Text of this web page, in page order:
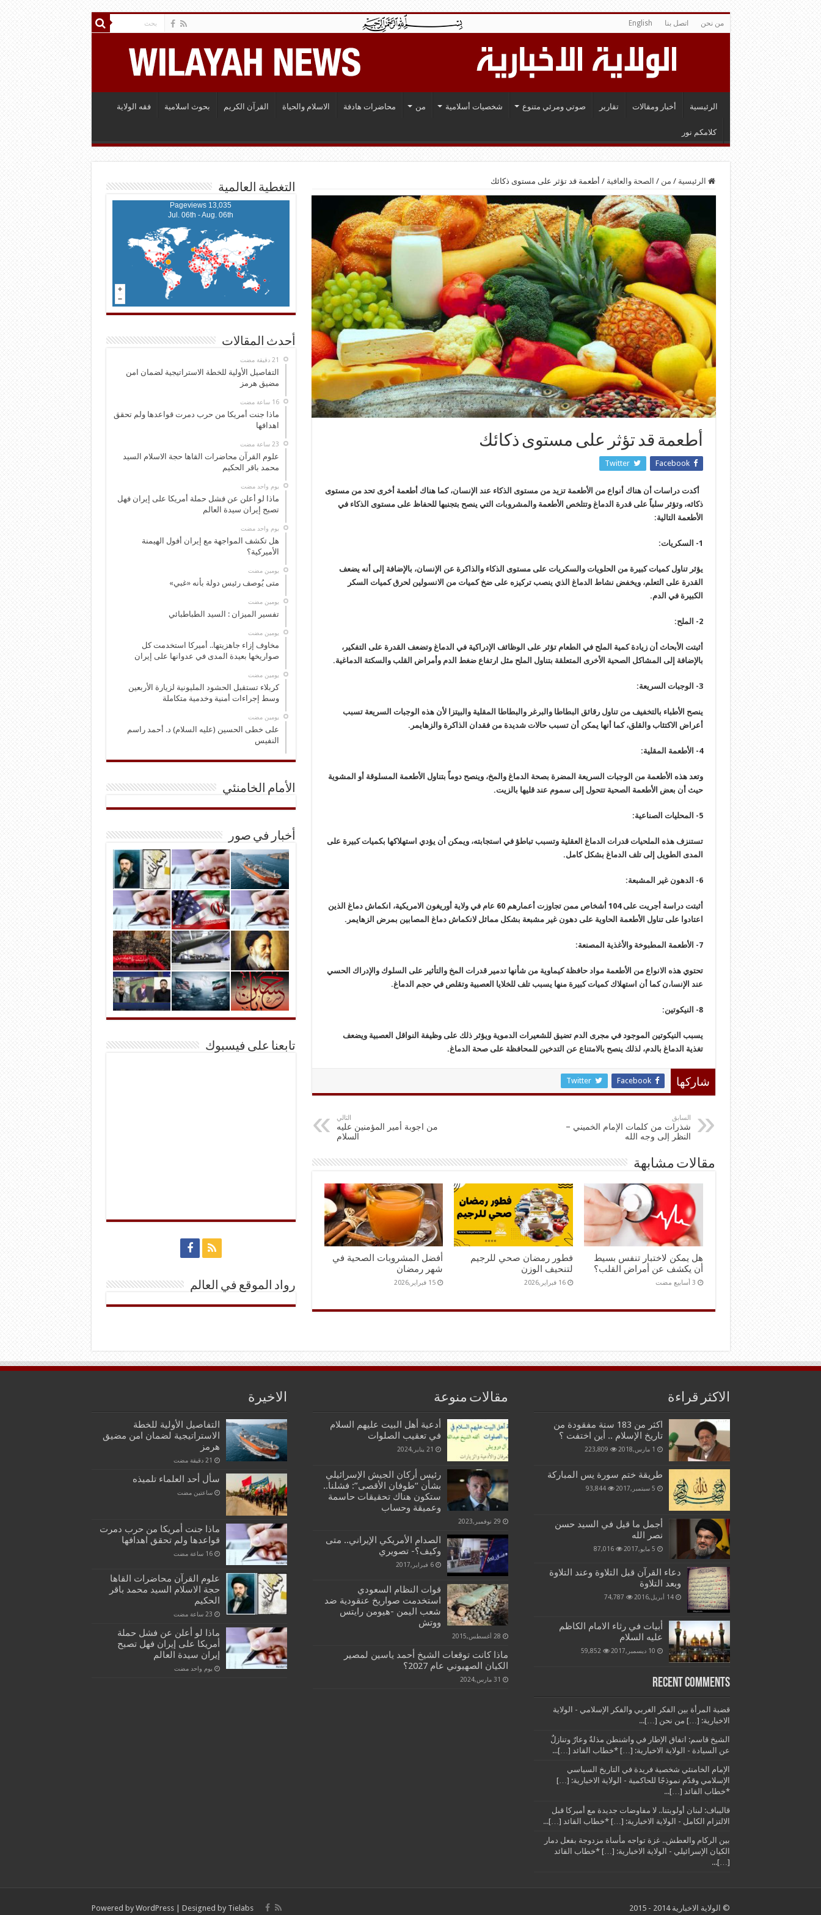
من نحن اتصل بنا English
الرئيسية أخبار ومقالات تقارير صوتي ومرئي متنوع شخصيات أسلامية من محاضرات هادفة الاسلام والحياة القرآن الكريم بحوث اسلامية فقه الولاية
كلامكم نور
الرئيسية / من / الصحة والعافية / أطعمة قد تؤثر على مستوى ذكائك
أطعمة قد تؤثر على مستوى ذكائك
Facebook
Twitter
أكدت دراسات أن هناك أنواع من الأطعمة تزيد من مستوى الذكاء عند الإنسان، كما هناك أطعمة أخرى تحد من مستوى
ذكائه، وتؤثر سلباً على قدرة الدماغ وتتلخص الأطعمة والمشروبات التي ينصح بتجنبها للحفاظ على مستوى الذكاء في
الأطعمة التالية:
1- السكريات:
يؤثر تناول كميات كبيرة من الحلويات والسكريات على مستوى الذكاء والذاكرة عن الإنسان، بالإضافة إلى أنه يضعف
القدرة على التعلم، ويخفض نشاط الدماغ الذي ينصب تركيزه على ضخ كميات من الانسولين لحرق كميات السكر
الكبيرة في الدم.
2- الملح:
أثبتت الأبحاث أن زيادة كمية الملح في الطعام تؤثر على الوظائف الإدراكية في الدماغ وتضعف القدرة على التفكير،
بالإضافة إلى المشاكل الصحية الأخرى المتعلقة بتناول الملح مثل ارتفاع ضغط الدم وأمراض القلب والسكتة الدماغية.
3- الوجبات السريعة:
ينصح الأطباء بالتخفيف من تناول رقائق البطاطا والبرغر والبطاطا المقلية والبيتزا لأن هذه الوجبات السريعة تسبب
أعراض الاكتئاب والقلق، كما أنها يمكن أن تسبب حالات شديدة من فقدان الذاكرة والزهايمر.
4- الأطعمة المقلية:
وتعد هذه الأطعمة من الوجبات السريعة المضرة بصحة الدماغ والمخ، وينصح دوماً بتناول الأطعمة المسلوقة أو المشوية
حيث أن بعض الأطعمة الصحية تتحول إلى سموم عند قليها بالزيت.
5- المحليات الصناعية:
تستنزف هذه الملحيات قدرات الدماغ العقلية وتسبب تباطؤ في استجابته، ويمكن أن يؤدي استهلاكها بكميات كبيرة على
المدى الطويل إلى تلف الدماغ بشكل كامل.
6- الدهون غير المشبعة:
أثبتت دراسة أجريت على 104 أشخاص ممن تجاوزت أعمارهم 60 عام في ولاية أوريغون الامريكية، انكماش دماغ الذين
اعتادوا على تناول الأطعمة الحاوية على دهون غير مشبعة بشكل مماثل لانكماش دماغ المصابين بمرض الزهايمر.
7- الأطعمة المطبوخة والأغذية المصنعة:
تحتوي هذه الانواع من الأطعمة مواد حافظة كيماوية من شأنها تدمير قدرات المخ والتأثير على السلوك والإدراك الحسي
عند الإنسا،ن كما أن استهلاك كميات كبيرة منها يسبب تلف للخلايا العصبية وتقلص في حجم الدماغ.
8- النيكوتين:
يسبب النيكوتين الموجود في مجرى الدم تضيق للشعيرات الدموية ويؤثر ذلك على وظيفة النواقل العصبية ويضعف
تغذية الدماغ بالدم، لذلك ينصح بالامتناع عن التدخين للمحافظة على صحة الدماغ.
شاركها Facebook
Twitter
السابق
شذرات من كلمات الإمام الخميني –
النظر إلى وجه الله
التالي
من اجوبة أمير المؤمنين عليه
السلام
مقالات مشابهة
هل يمكن لاختبار تنفس بسيط
أن يكشف عن أمراض القلب؟
فطور رمضان صحي للرجيم
لتنحيف الوزن
16 فبراير,2026
أفضل المشروبات الصحية في
شهر رمضان
15 فبراير,2026
التغطية العالمية
13,035 Pageviews
Jul. 06th - Aug. 06th
أحدث المقالات
التفاصيل الأولية للخطة الاستراتيجية لضمان امن
مضيق هرمز
‏16 ساعة مضت
ماذا جنت أمريكا من حرب دمرت قواعدها ولم تحقق
اهدافها
علوم القرآن محاضرات القاها حجة الاسلام السيد
محمد باقر الحكيم
‏يوم واحد مضت
ماذا لو أعلن عن فشل حملة أمريكا على إيران فهل
تصبح إيران سيدة العالم
‏يوم واحد مضت
هل تكشف المواجهة مع إيران أفول الهيمنة
الأميركية؟
‏يومين مضت
متى يُوصف رئيس دولة بأنه «غبي»
‏يومين مضت
تفسير الميزان : السيد الطباطبائي
‏يومين مضت
مخاوف إزاء جاهزيتها.. أميركا استخدمت كل
صواريخها بعيدة المدى في عدوانها على إيران
‏يومين مضت
كربلاء تستقبل الحشود المليونية لزيارة الأربعين
وسط إجراءات أمنية وخدمية متكاملة
‏يومين مضت
على خطى الحسين (عليه السلام) د. أحمد راسم
النفيس
الأمام الخامنئي
أخبار في صور
تابعنا على فيسبوك
رواد الموقع في العالم
الاكثر قراءة
اكثر من 183 سنة مفقودة من
تاريخ الإسلام .. أين اختفت ؟
1 مارس,2018 223,809
طريقة ختم سورة يس المباركة
5 سبتمبر,2017 93,844
أجمل ما قيل في السيد حسن
نصر الله
5 مايو,2017 87,016
دعاء القرآن قبل التلاوة وعند التلاوة
وبعد التلاوة
14 أبريل,2016 74,787
أبيات في رثاء الامام الكاظم
عليه السلام
10 ديسمبر,2017 59,852
Recent Comments
قضية المرأة بين الفكر الغربي والفكر الإسلامي - الولاية
الاخبارية: […] من نحن […]...
الشيخ قاسم: اتفاق الإطار في واشنطن مذلةٌ وعارٌ وتنازلٌ
عن السيادة - الولاية الاخبارية: […] *خطاب القائد […]...
الإمام الخامنئي شخصية فريدة في التاريخ السياسي
الإسلامي وقدّم نموذجًا للحاكمية - الولاية الاخبارية: […]
*خطاب القائد […]...
قاليباف: لبنان أولويتنا.. لا مفاوضات جديدة مع أميركا قبل
الالتزام الكامل - الولاية الاخبارية: […] *خطاب القائد […]...
بين الركام والعطش.. غزة تواجه مأساة مزدوجة بفعل دمار
الكيان الإسرائيلي - الولاية الاخبارية: […] *خطاب القائد
[…]...
مقالات منوعة
أدعية أهل البيت عليهم السلام
في تعقيب الصلوات
21 يناير,2024
رئيس أركان الجيش الإسرائيلي
بشأن “طوفان الأقصى”: فشلنا..
ستكون هناك تحقيقات حاسمة
وعميقة وحساب
29 نوفمبر,2023
الصدام الأمريكي الإيراني.. متى
وكيف؟- تصويري
6 فبراير,2017
قوات النظام السعودي
استخدمت صواريخ عنقودية ضد
شعب اليمن -هيومن رايتس
ووتش
28 أغسطس,2015
ماذا كانت توقعات الشيخ أحمد ياسين لمصير
الكيان الصهيوني عام 2027؟
31 مارس,2024
الاخيرة
التفاصيل الأولية للخطة
الاستراتيجية لضمان امن مضيق
هرمز
سأل أحد العلماء تلميذه
‏ساعتين مضت
ماذا جنت أمريكا من حرب دمرت
قواعدها ولم تحقق اهدافها
علوم القرآن محاضرات القاها
حجة الاسلام السيد محمد باقر
الحكيم
ماذا لو أعلن عن فشل حملة
أمريكا على إيران فهل تصبح
إيران سيدة العالم
‏يوم واحد مضت
Powered by WordPress| Designed by Tielabs © الولاية الاخبارية 2014 - 2015